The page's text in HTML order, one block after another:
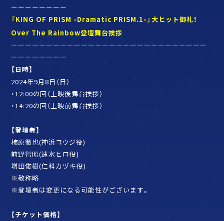
ーーーーーーーー
『KING OF PRISM -Dramatic PRISM.1-』大ヒット御礼！
Over The Rainbow登壇舞台挨拶
ーーーーーーーーーーーーーーーーーーーーーーーーーーーー
ーーーーーーーー
【日時】
2024年9月8日（日）
・12:00の回（上映後舞台挨拶）
・14:20の回（上映前舞台挨拶）
【登壇者】
柿原徹也(神浜コウジ役)
前野智昭(速水ヒロ役)
増田俊樹(仁科カヅキ役)
※敬称略
※登壇者は変更になる可能性がございます。
【チケット価格】